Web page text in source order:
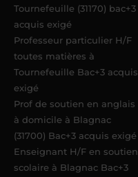
Tournefeuille (31170) bac+3
acquis exigé
Professeur particulier H/F
toutes matières à
Tournefeuille Bac+3 acquis
exigé
Prof de soutien en anglais
à domicile à Blagnac
(31700) Bac+3 acquis exigé
Enseignant H/F en soutien
scolaire à Blagnac Bac+3